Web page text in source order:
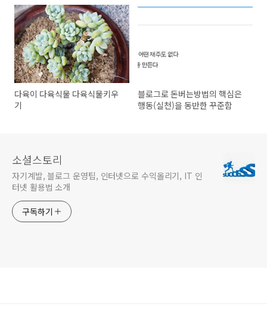
다육이 다육식물 다육식물키우
기
블로그로 돈버는방법의 핵심은
행동(실천)을 동반한 꾸준함
소셜스토리
자기계발, 블로그 운영팁, 인터넷으로 수익올리기, IT 인
터넷 활용법 소개
구독하기